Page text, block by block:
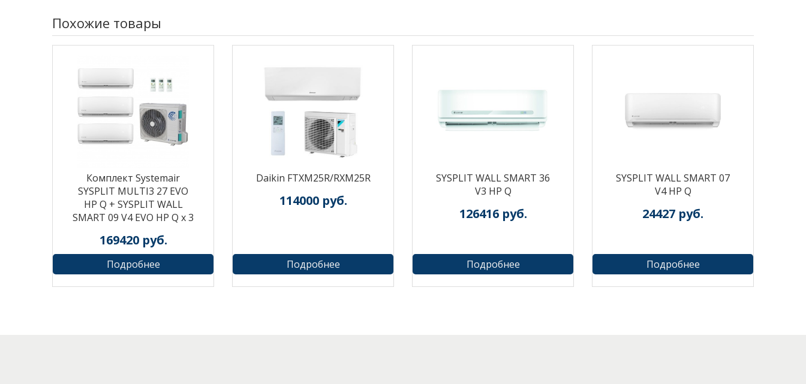
Похожие товары
Комплект Systemair
SYSPLIT MULTI3 27 EVO
HP Q + SYSPLIT WALL
SMART 09 V4 EVO HP Q х 3
169420 руб.
Подробнее
Daikin FTXM25R/RXM25R
114000 руб.
Подробнее
SYSPLIT WALL SMART 36
V3 HP Q
126416 руб.
Подробнее
SYSPLIT WALL SMART 07
V4 HP Q
24427 руб.
Подробнее